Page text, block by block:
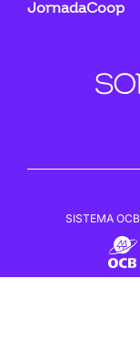
JornadaCoop
SISTEMA